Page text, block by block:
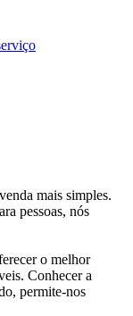
mais simples.
pessoas, nós
o melhor
Conhecer a
permite-nos